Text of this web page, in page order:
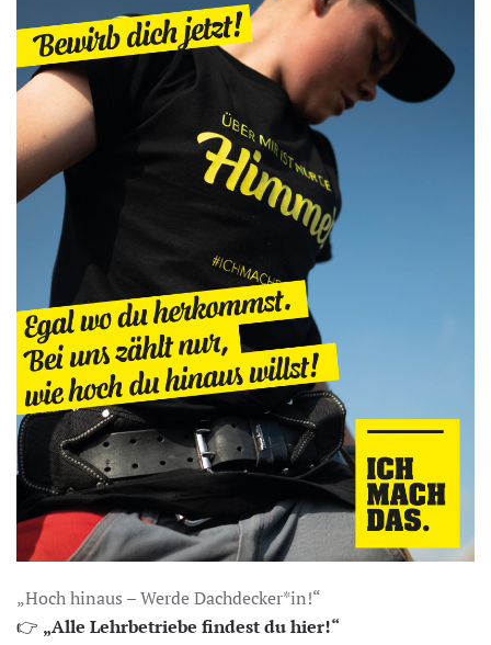
„Hoch hinaus – Werde Dachdecker*in!“
👉 „Alle Lehrbetriebe findest du hier!“